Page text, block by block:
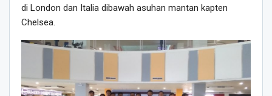
di London dan Italia dibawah asuhan mantan kapten
Chelsea.